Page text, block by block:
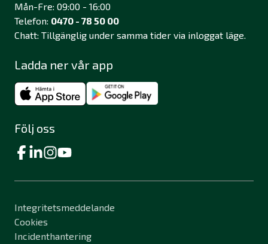
Mån-Fre: 09:00 - 16:00
Telefon: 0470 - 78 50 00
Chatt: Tillgänglig under samma tider via inloggat läge.
Ladda ner vår app
Följ oss
Integritetsmeddelande
Cookies
Incidenthantering